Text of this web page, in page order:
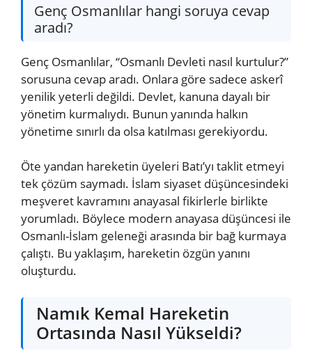
Genç Osmanlılar hangi soruya cevap
aradı?
Genç Osmanlılar, “Osmanlı Devleti nasıl kurtulur?”
sorusuna cevap aradı. Onlara göre sadece askerî
yenilik yeterli değildi. Devlet, kanuna dayalı bir
yönetim kurmalıydı. Bunun yanında halkın
yönetime sınırlı da olsa katılması gerekiyordu.
Öte yandan hareketin üyeleri Batı’yı taklit etmeyi
tek çözüm saymadı. İslam siyaset düşüncesindeki
meşveret kavramını anayasal fikirlerle birlikte
yorumladı. Böylece modern anayasa düşüncesi ile
Osmanlı-İslam geleneği arasında bir bağ kurmaya
çalıştı. Bu yaklaşım, hareketin özgün yanını
oluşturdu.
Namık Kemal Hareketin
Ortasında Nasıl Yükseldi?